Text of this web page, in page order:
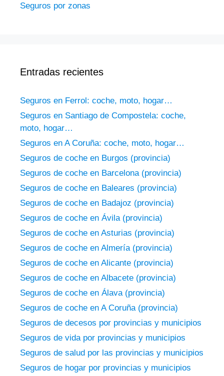
Seguros por zonas
Entradas recientes
Seguros en Ferrol: coche, moto, hogar…
Seguros en Santiago de Compostela: coche,
moto, hogar…
Seguros en A Coruña: coche, moto, hogar…
Seguros de coche en Burgos (provincia)
Seguros de coche en Barcelona (provincia)
Seguros de coche en Baleares (provincia)
Seguros de coche en Badajoz (provincia)
Seguros de coche en Ávila (provincia)
Seguros de coche en Asturias (provincia)
Seguros de coche en Almería (provincia)
Seguros de coche en Alicante (provincia)
Seguros de coche en Albacete (provincia)
Seguros de coche en Álava (provincia)
Seguros de coche en A Coruña (provincia)
Seguros de decesos por provincias y municipios
Seguros de vida por provincias y municipios
Seguros de salud por las provincias y municipios
Seguros de hogar por provincias y municipios